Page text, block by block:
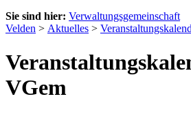
Sie sind hier: Verwaltungsgemeinschaft
Velden > Aktuelles >
VGem